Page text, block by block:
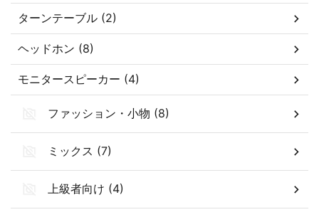
ターンテーブル (2)
ヘッドホン (8)
モニタースピーカー (4)
ファッション・小物 (8)
ミックス (7)
上級者向け (4)